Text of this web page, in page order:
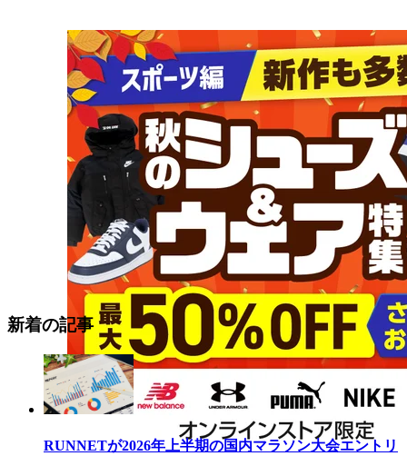
新着の記事
RUNNETが2026年上半期の国内マラソン大会エントリ